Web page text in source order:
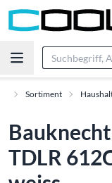
Sortiment
TDLR